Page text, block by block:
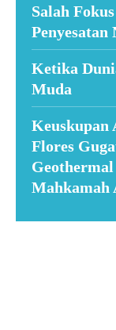
Salah
Penyesatan
Ketika
Muda
Keuskupan
Flores
Mahkamah